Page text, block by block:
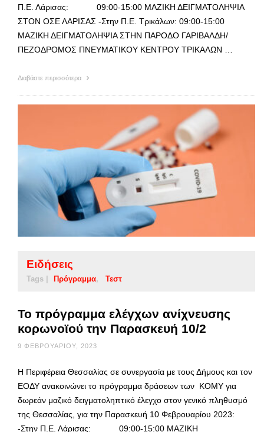
Π.Ε. Λάρισας: 09:00-15:00 ΜΑΖΙΚΗ ΔΕΙΓΜΑΤΟΛΗΨΙΑ
ΣΤΟΝ ΟΣΕ ΛΑΡΙΣΑΣ -Στην Π.Ε. Τρικάλων: 09:00-15:00
ΜΑΖΙΚΗ ΔΕΙΓΜΑΤΟΛΗΨΙΑ ΣΤΗΝ ΠΑΡΟΔΟ ΓΑΡΙΒΑΛΔΗ/
ΠΕΖΟΔΡΟΜΟΣ ΠΝΕΥΜΑΤΙΚΟΥ ΚΕΝΤΡΟΥ ΤΡΙΚΑΛΩΝ …
Διαβάστε περισσότερα
Ειδήσεις
Tags | Πρόγραμμα Τεστ
Το πρόγραμμα ελέγχων ανίχνευσης
κορωνοϊού την Παρασκευή 10/2
9 ΦΕΒΡΟΥΑΡΊΟΥ, 2023
Η Περιφέρεια Θεσσαλίας σε συνεργασία με τους Δήμους και τον
ΕΟΔΥ ανακοινώνει το πρόγραμμα δράσεων των ΚΟΜΥ για
δωρεάν μαζικό δειγματοληπτικό έλεγχο στον γενικό πληθυσμό
της Θεσσαλίας, για την Παρασκευή 10 Φεβρουαρίου 2023:
-Στην Π.Ε. Λάρισας: 09:00-15:00 ΜΑΖΙΚΗ